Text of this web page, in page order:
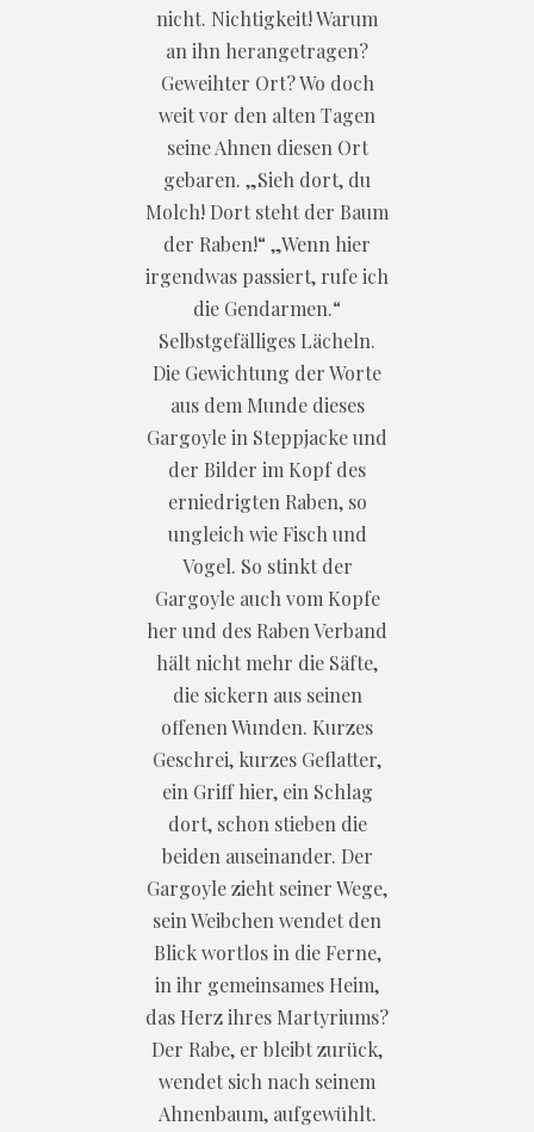
nicht. Nichtigkeit! Warum
an ihn herangetragen?
Geweihter Ort? Wo doch
weit vor den alten Tagen
seine Ahnen diesen Ort
gebaren. „Sieh dort, du
Molch! Dort steht der Baum
der Raben!“ „Wenn hier
irgendwas passiert, rufe ich
die Gendarmen.“
Selbstgefälliges Lächeln.
Die Gewichtung der Worte
aus dem Munde dieses
Gargoyle in Steppjacke und
der Bilder im Kopf des
erniedrigten Raben, so
ungleich wie Fisch und
Vogel. So stinkt der
Gargoyle auch vom Kopfe
her und des Raben Verband
hält nicht mehr die Säfte,
die sickern aus seinen
offenen Wunden. Kurzes
Geschrei, kurzes Geflatter,
ein Griff hier, ein Schlag
dort, schon stieben die
beiden auseinander. Der
Gargoyle zieht seiner Wege,
sein Weibchen wendet den
Blick wortlos in die Ferne,
in ihr gemeinsames Heim,
das Herz ihres Martyriums?
Der Rabe, er bleibt zurück,
wendet sich nach seinem
Ahnenbaum, aufgewühlt.